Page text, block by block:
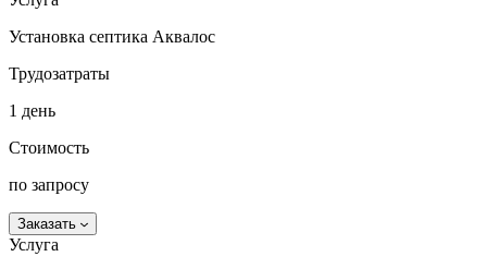
Установка септика Аквалос
Трудозатраты
1 день
Стоимость
по запросу
Заказать
Услуга